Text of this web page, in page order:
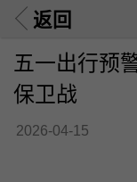
返回
五一出行预
保卫战
2026-04-15